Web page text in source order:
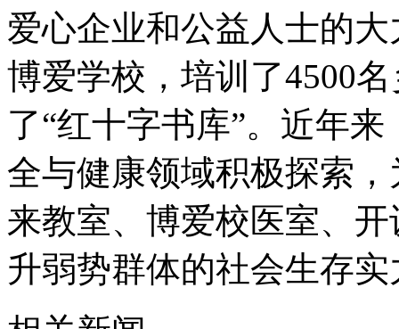
爱心企业和公益人士的
博爱学校，培训了4500
了“红十字书库”。近年
全与健康领域积极探索
来教室、博爱校医室、
升弱势群体的社会生存实